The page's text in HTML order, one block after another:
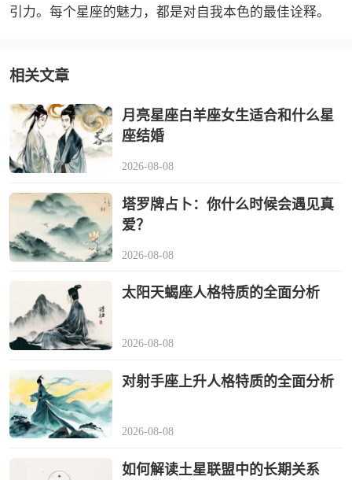
引力。每个星座的魅力，都是对自我本色的最佳诠释。
相关文章
月亮星座白羊座女生适合和什么星
座结婚
2026-08-08
塔罗牌占卜：你什么时候会遇见真
爱？
2026-08-08
太阳天蝎座人格特质的全面分析
2026-08-08
对射手座上升人格特质的全面分析
2026-08-08
如何解读土星联盟中的长期关系